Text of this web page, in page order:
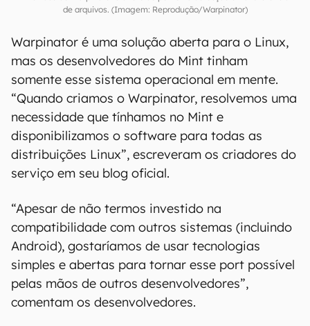
de arquivos. (Imagem: Reprodução/Warpinator)
Warpinator é uma solução aberta para o Linux,
mas os desenvolvedores do Mint tinham
somente esse sistema operacional em mente.
“Quando criamos o Warpinator, resolvemos uma
necessidade que tínhamos no Mint e
disponibilizamos o software para todas as
distribuições Linux”, escreveram os criadores do
serviço em seu blog oficial.
“Apesar de não termos investido na
compatibilidade com outros sistemas (incluindo
Android), gostaríamos de usar tecnologias
simples e abertas para tornar esse port possível
pelas mãos de outros desenvolvedores”,
comentam os desenvolvedores.